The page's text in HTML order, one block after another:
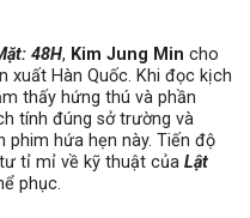
48H, Kim Jung Min cho
xuất Hàn Quốc. Khi đọc kịch
thấy hứng thú và phần
tính đúng sở trường và
phim hứa hẹn này. Tiến độ
tỉ mỉ về kỹ thuật của Lật
phục.